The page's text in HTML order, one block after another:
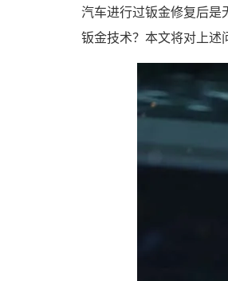
汽车进行过钣金修复后是
钣金技术？本文将对上述